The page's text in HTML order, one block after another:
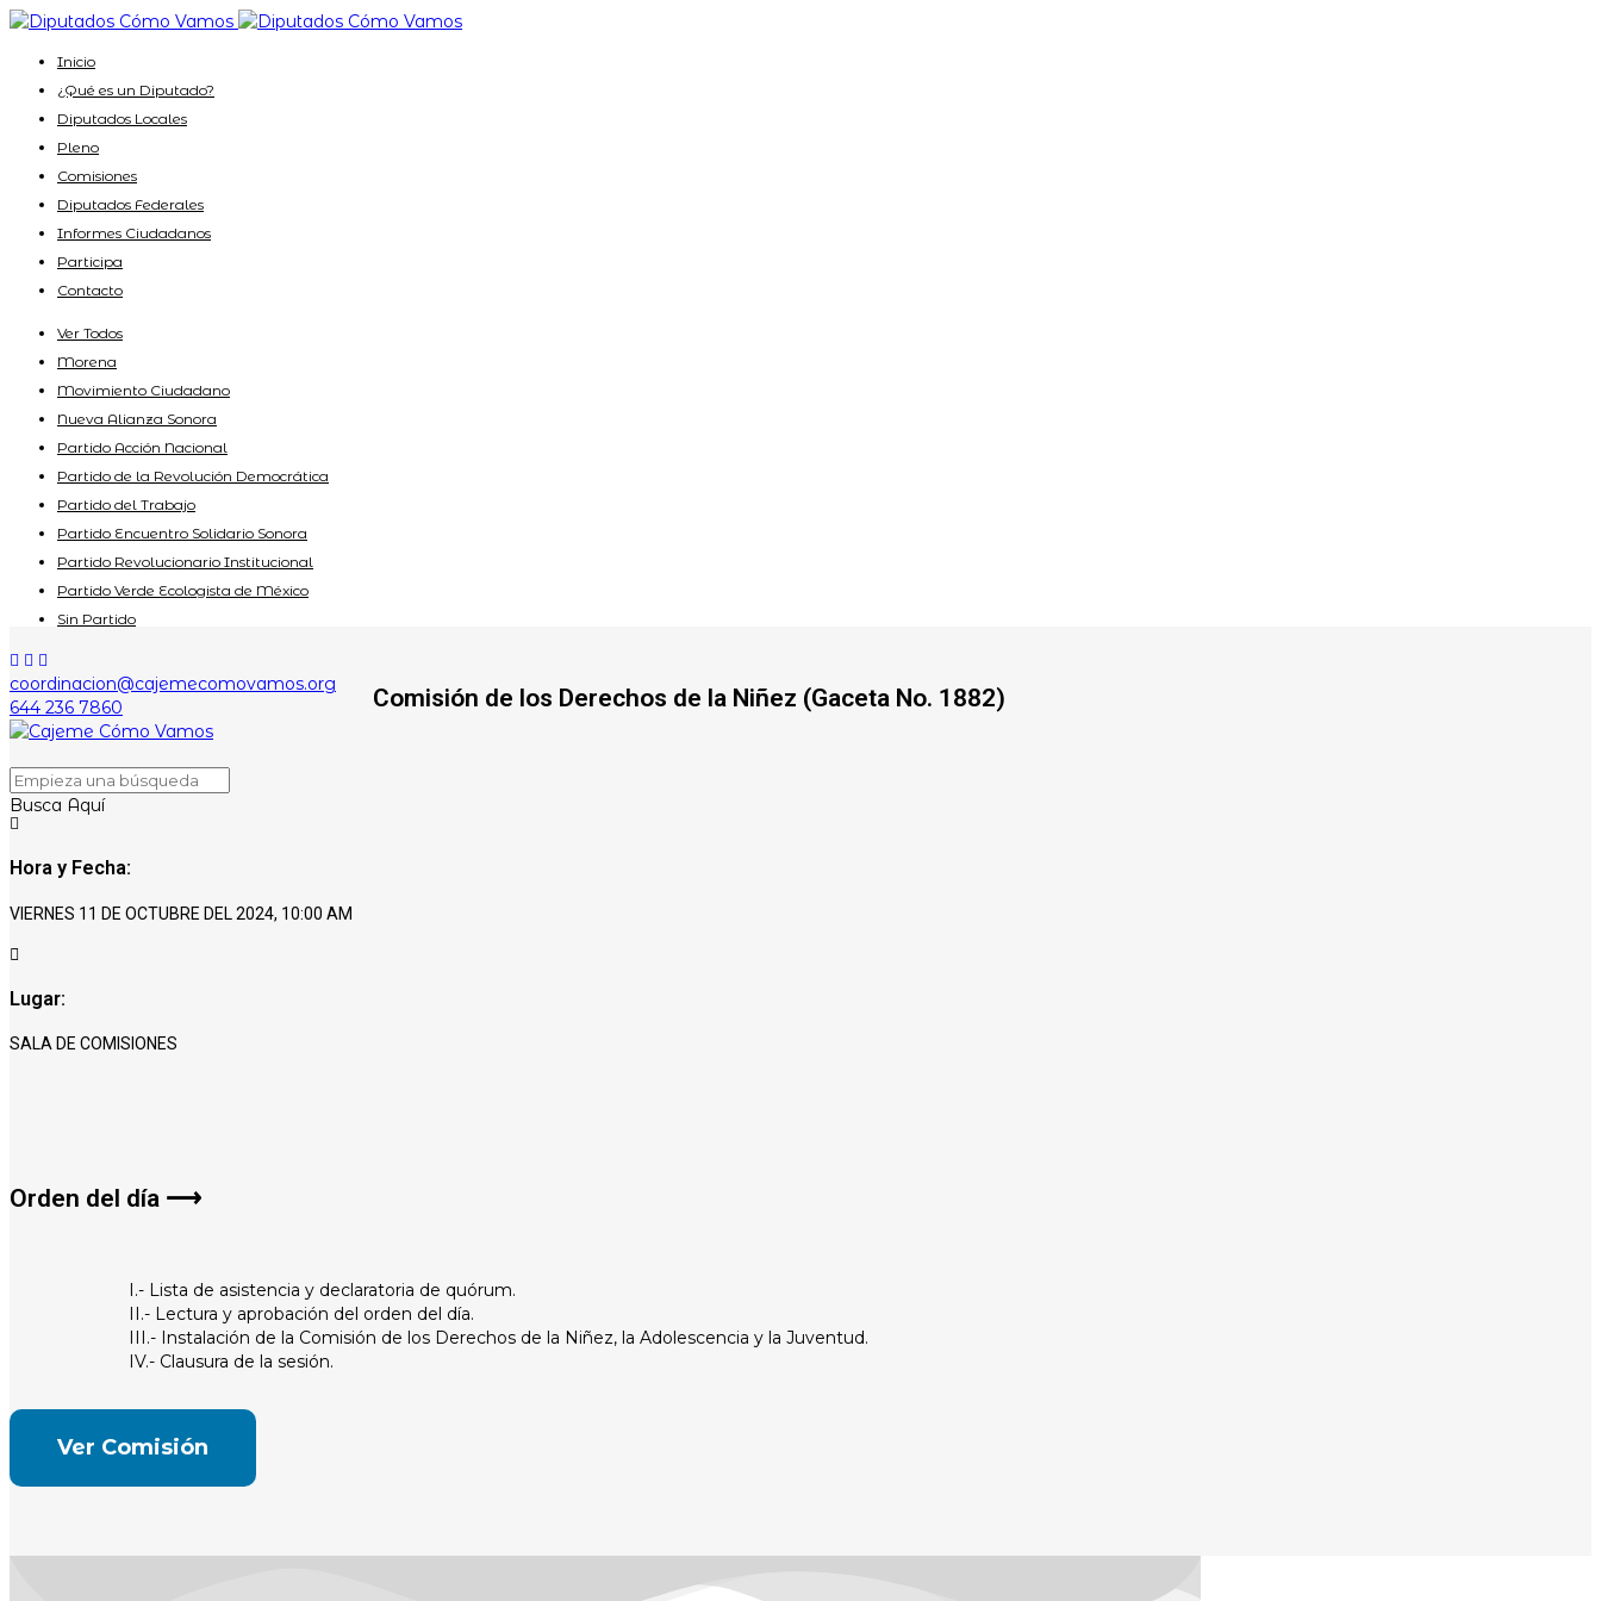
Inicio
¿Qué es un Diputado?
Diputados Locales
Pleno
Comisiones
Diputados Federales
Informes Ciudadanos
Participa
Contacto
Ver Todos
Morena
Movimiento Ciudadano
Nueva Alianza Sonora
Partido Acción Nacional
Partido de la Revolución Democrática
Partido del Trabajo
Partido Encuentro Solidario Sonora
Partido Revolucionario Institucional
Partido Verde Ecologista de México
Sin Partido
coordinacion@cajemecomovamos.org
644 236 7860
Busca Aquí
Comisión de los Derechos de la Niñez (Gaceta No. 1882)
Hora y Fecha:
VIERNES 11 DE OCTUBRE DEL 2024, 10:00 AM
Lugar:
SALA DE COMISIONES
Orden del día ⟶
I.- Lista de asistencia y declaratoria de quórum.
II.- Lectura y aprobación del orden del día.
III.- Instalación de la Comisión de los Derechos de la Niñez, la Adolescencia y la Juventud.
IV.- Clausura de la sesión.
Ver Comisión